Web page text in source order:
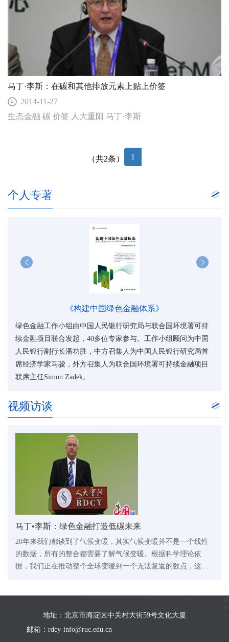
马丁·李斯：在碳和其他排放元素上贴上价签
2014-11-27
生态金融 碳 价签 人大重阳 马丁·李斯
（共2条） 1
个人专著
《构建中国绿色金融体系》
绿色金融工作小组由中国人民银行研究局与联合国环境署可持
续金融项目联合发起，40多位专家参与。工作小组顾问为中国
人民银行副行长潘功胜，中方召集人为中国人民银行研究局首
席经济学家马骏，外方召集人为联合国环境署可持续金融项目
联席主任Simon Zadek。
视频访谈
马丁•李斯：绿色金融打造低碳未来
20年来我们都谈到了气候变暖，其实气候变暖并不是一个线性
的数据，所有的整合都需要了解气候变暖。根据科学理论依
据，我们正在推动整个全球变暖到一个无法复返的数点，这会
地址：北京市海淀区中关村大街59号文化大厦
邮箱：rdcy-info@ruc.edu.cn